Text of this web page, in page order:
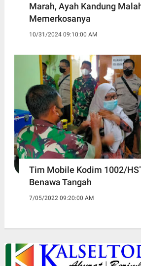
Marah, Ayah Kandung
Memerkosanya
10/31/2024 09:10:00 AM
Tim Mobile Kodim 1002/
Benawa Tangah
7/05/2022 09:20:00 AM